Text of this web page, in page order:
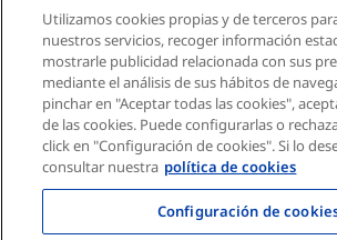
Utilizamos cookies propias y de terceros
nuestros servicios, recoger información
mostrarle publicidad relacionada con sus
mediante el análisis de sus hábitos de
pinchar en "Aceptar todas las cookies",
de las cookies. Puede configurarlas o
click en "Configuración de cookies". Si lo
consultar nuestra política de cookies
Configuración de